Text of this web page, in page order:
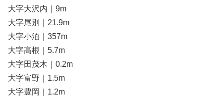
大字大沢内｜9m
大字尾別｜21.9m
大字小泊｜357m
大字高根｜5.7m
大字田茂木｜0.2m
大字富野｜1.5m
大字豊岡｜1.2m